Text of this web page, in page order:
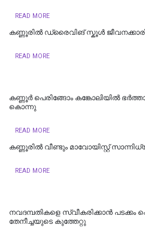
READ MORE
കണ്ണൂരിൽ ഡ്രൈവിങ് സ്കൂൾ
READ MORE
കണ്ണൂർ പെരിങ്ങോം കങ്കോലിയിൽ
കൊന്നു
READ MORE
കണ്ണൂരിൽ വീണ്ടും മാവോയിസ്റ്റ്
READ MORE
നവദമ്പതികളെ സ്വീകരിക്കാന്‍ പടക്കം
തേനീച്ചയുടെ കുത്തേറ്റു